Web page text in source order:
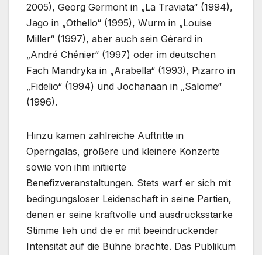
2005), Georg Germont in „La Traviata“ (1994),
Jago in „Othello“ (1995), Wurm in „Louise
Miller“ (1997), aber auch sein Gérard in
„André Chénier“ (1997) oder im deutschen
Fach Mandryka in „Arabella“ (1993), Pizarro in
„Fidelio“ (1994) und Jochanaan in „Salome“
(1996).
Hinzu kamen zahlreiche Auftritte in
Operngalas, größere und kleinere Konzerte
sowie von ihm initiierte
Benefizveranstaltungen. Stets warf er sich mit
bedingungsloser Leidenschaft in seine Partien,
denen er seine kraftvolle und ausdrucksstarke
Stimme lieh und die er mit beeindruckender
Intensität auf die Bühne brachte. Das Publikum